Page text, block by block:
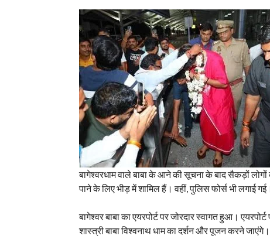
बागेश्वरधाम वाले बाबा के आने की सूचना के बाद सैकड़ों लोगों
पाने के लिए भीड़ में शामिल हैं। वहीं, पुलिस फोर्स भी लगाई गई।
बागेश्वर बाबा का एयरपोर्ट पर जोरदार स्वागत हुआ।
शास्त्री बाबा विश्वनाथ धाम का दर्शन और पूजन करने